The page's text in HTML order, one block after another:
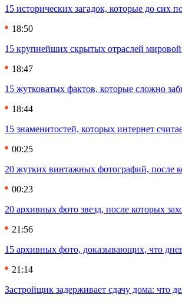
15 исторических загадок, которые до сих
18:50
15 крупнейших скрытых отраслей
18:47
15 жутковатых фактов, которые сложно
18:44
15 знаменитостей, которых интернет
00:25
20 жутких винтажных фотографий, после
00:23
20 архивных фото звезд, после которых
21:56
15 архивных фото, доказывающих, что
21:14
Застройщик задерживает сдачу дома: что